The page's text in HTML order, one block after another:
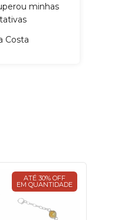
minhas
Costa
ATÉ 30% OFF
EM QUANTIDADE